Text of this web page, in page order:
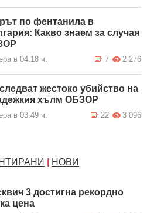
по фентанила в
Какво знаем за случая
в 04:18 ч. 2 276
7
жестоко убийство на
хълм ОБЗОР
в 03:49 ч. 3 096
22
НОВИ
3 достигна рекордно
цена